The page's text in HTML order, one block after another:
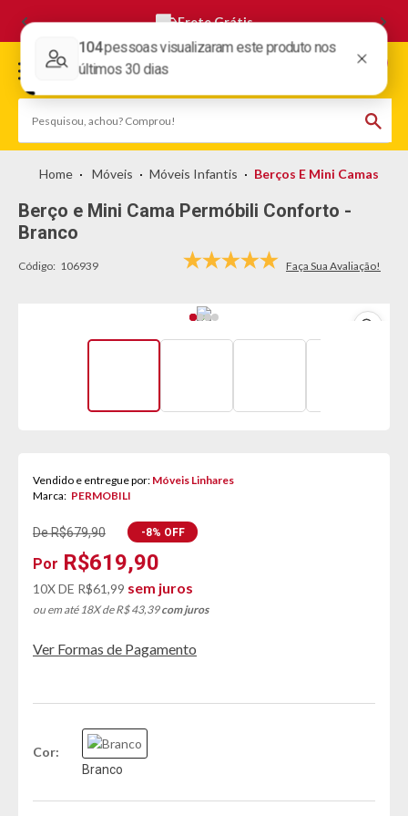
Frete Grátis
Móveis Móveis Infantis Berços E Mini Camas
Berço e Mini Cama Permóbili Conforto -
Branco
Código: 106939
Vendido e entregue por: Móveis Linhares
Marca: PERMOBILI
De R$679,90
R$619,90
-8% OFF
10X DE R$61,99 sem juros
ou em até 18X de R$ 43,39com juros
Ver Formas de Pagamento
Cor
Branco